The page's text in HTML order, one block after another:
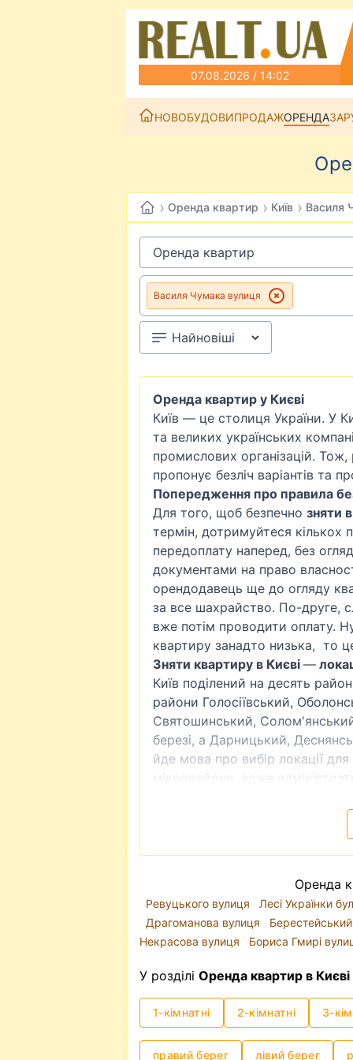
07.08.2026 / 14:02
НОВОБУДОВИПРОДАЖОРЕНДА
› Оренда квартир › Київ › Василя
Василя Чумака вулиця
Оренда квартир у Києві
Київ — це столиця України. У
та великих українських
промислових організацій.
пропонує безліч варіантів та
Попередження про правила
Для того, щоб безпечно зняти
термін, дотримуйтеся кількох
передоплату наперед, без
документами на право
орендодавець ще до огляду
за все шахрайство. По-друге,
вже потім проводити оплату.
квартиру занадто низька, то
Зняти квартиру в Києві —
Київ поділений на десять
райони Голосіївський,
Святошинський,
березі, а Дарницький,
йде мова про вибір локації
мікрорайони, адже
Шевченківський район - це і
Ключову роль у
вперше обираєте квартиру
близькістю до метро - буде в
Ціни на оренду квартир у
зараз (2025р.) він трохи
локація та стан квартири.
гаманець: як відсносно
ціна може коливатися від 8
Оренда квартири без
Таке питання виникає доволі
Оренда
Ревуцького вулиця Лесі Українки
Драгоманова вулиця
Некрасова вулиця
Бориса Гмирі
У розділі Оренда квартир в Києві
1-кімнатні 2-кімнатні 3-
правий берег лівий берег